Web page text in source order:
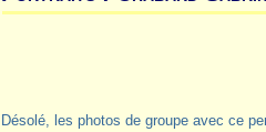
Désolé, les photos de groupe avec ce